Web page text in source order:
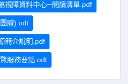
視障資料中心─閱讀清單.pdf
體).odt
簡介說明.pdf
服務要點.odt